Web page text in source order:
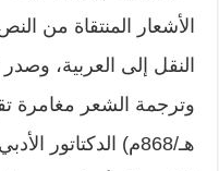
الأشعار المنتقاة من
النقل إلى العربية، وصدر
هـ/868م) الدكتاتور